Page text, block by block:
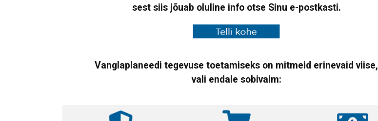
sest siis jõuab oluline info otse Sinu e-postkasti.
Vanglaplaneedi tegevuse toetamiseks on mitmeid erinevaid viise,
vali endale sobivaim: